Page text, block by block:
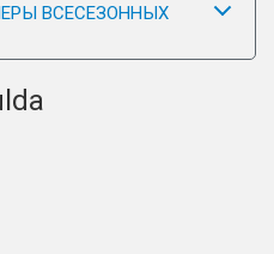
ВСЕСЕЗОННЫХ